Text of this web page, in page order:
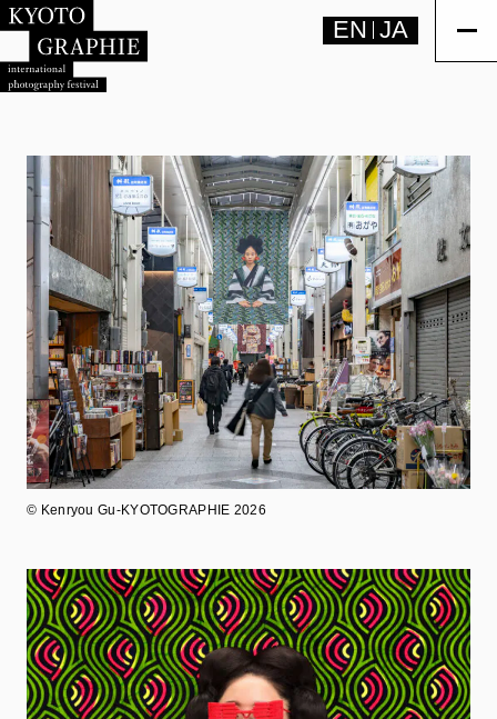
EN JA
©︎ Kenryou Gu-KYOTOGRAPHIE 2026